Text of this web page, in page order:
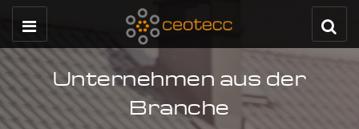
Unternehmen aus der
Branche